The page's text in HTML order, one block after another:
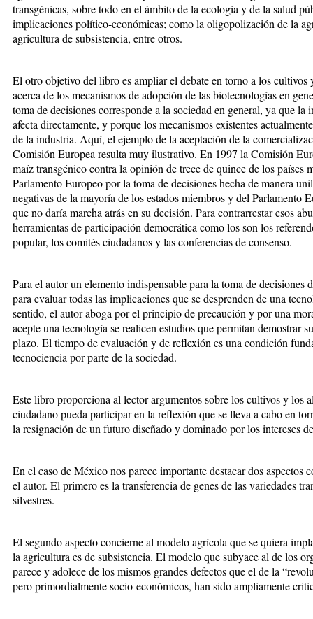
transgénicas, sobre todo en el ámbito de la ecología y de la salud
implicaciones político-económicas; como la oligopolización de la
agricultura de subsistencia, entre otros.
El otro objetivo del libro es ampliar el debate en torno a los
acerca de los mecanismos de adopción de las biotecnologías en
toma de decisiones corresponde a la sociedad en general, ya que
afecta directamente, y porque los mecanismos existentes
de la industria. Aquí, el ejemplo de la aceptación de la
Comisión Europea resulta muy ilustrativo. En 1997 la Comisión
maíz transgénico contra la opinión de trece de quince de los países
Parlamento Europeo por la toma de decisiones hecha de manera
negativas de la mayoría de los estados miembros y del Parlamento
que no daría marcha atrás en su decisión. Para contrarrestar esos
herramientas de participación democrática como los son los
popular, los comités ciudadanos y las conferencias de consenso.
Para el autor un elemento indispensable para la toma de decisiones
para evaluar todas las implicaciones que se desprenden de una
sentido, el autor aboga por el principio de precaución y por una
acepte una tecnología se realicen estudios que permitan demostrar
plazo. El tiempo de evaluación y de reflexión es una condición
tecnociencia por parte de la sociedad.
Este libro proporciona al lector argumentos sobre los cultivos y los
ciudadano pueda participar en la reflexión que se lleva a cabo en
la resignación de un futuro diseñado y dominado por los intereses
En el caso de México nos parece importante destacar dos aspectos
el autor. El primero es la transferencia de genes de las variedades
silvestres.
El segundo aspecto concierne al modelo agrícola que se quiera
la agricultura es de subsistencia. El modelo que subyace al de los
parece y adolece de los mismos grandes defectos que el de la
pero primordialmente socio-económicos, han sido ampliamente